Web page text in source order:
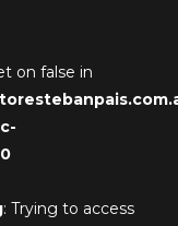
on false in
: Trying to access